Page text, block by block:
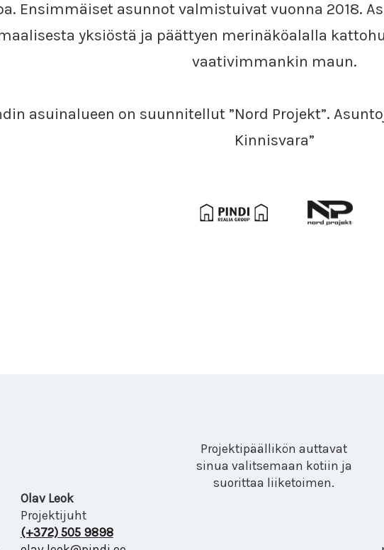
Ensimmäiset asunnot valmistuivat vuonna 2018.
yksiöstä ja päättyen merinäköalalla
vaativimmankin maun.
asuinalueen on suunnitellut ”Nord Projekt”.
Kinnisvara”
Projektipäällikön auttavat
sinua valitsemaan kotiin ja
suorittaa liiketoimen.
Olav Leok
Projektijuht
(+372) 505 9898